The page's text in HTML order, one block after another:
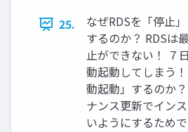
25.
なぜRDSを「停止
するのか？ RDSは
止ができない！ ７
動起動してしまう
動起動」するのか
ナンス更新でイン
いようにするため